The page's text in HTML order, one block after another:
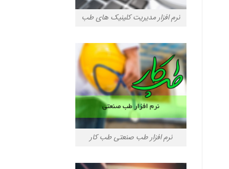
نرم افزار مدیریت کلینیک های طب
نرم افزار طب صنعتی طب کار